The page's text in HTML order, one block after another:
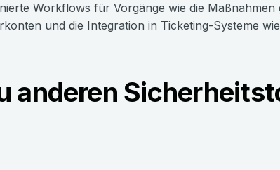
Workflows für Vorgänge wie die Maßnahmen
und die Integration in Ticketing-Systeme
anderen